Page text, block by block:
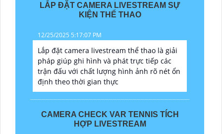
LẮP ĐẶT CAMERA LIVESTREAM SỰ
KIỆN THỂ THAO
12/25/2025 5:17:07 PM
Lắp đặt camera livestream thể thao là giải
pháp giúp ghi hình và phát trực tiếp các
trận đấu với chất lượng hình ảnh rõ nét ổn
định theo thời gian thực
CAMERA CHECK VAR TENNIS TÍCH
HỢP LIVESTREAM